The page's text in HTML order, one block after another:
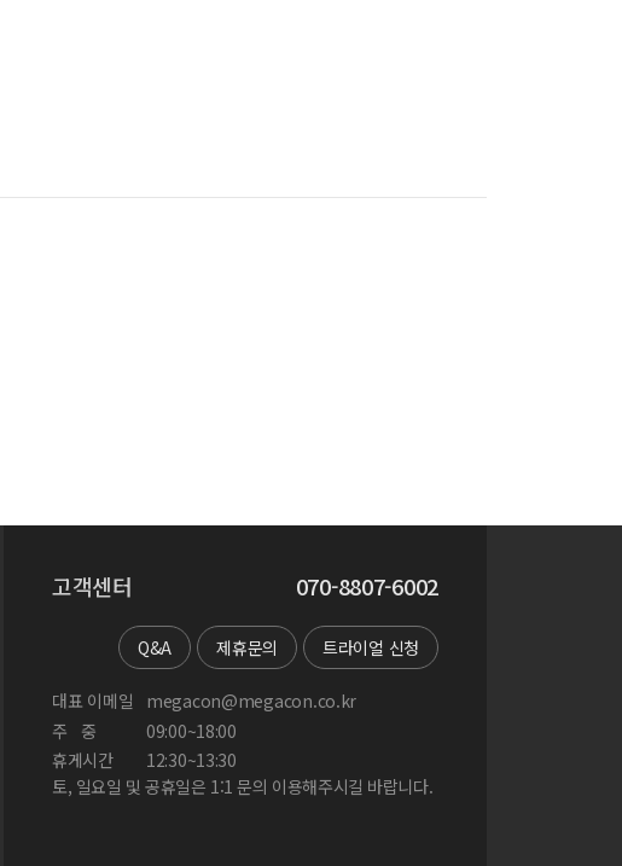
고객센터 070-8807-6002
Q&A 제휴문의 트라이얼 신청
대표 이메일
megacon@megacon.co.kr
주
중
09:00~18:00
휴게시간
12:30~13:30
토, 일요일 및 공휴일은 1:1 문의 이용해주시길 바랍니다.